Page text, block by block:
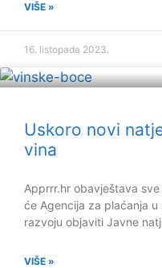
VIŠE »
16. listopada 2023.
Uskoro novi
vina
Apprrr.hr obavještava
će Agencija za plaćanja
razvoju objaviti Javne
VIŠE »